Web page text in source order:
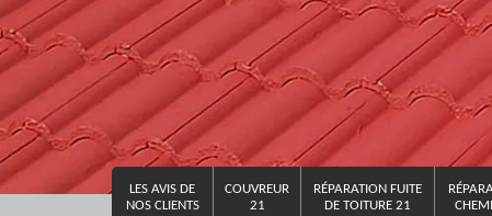
LES AVIS DE
NOS CLIENTS
COUVREUR
21
RÉPARATION FUITE
DE TOITURE 21